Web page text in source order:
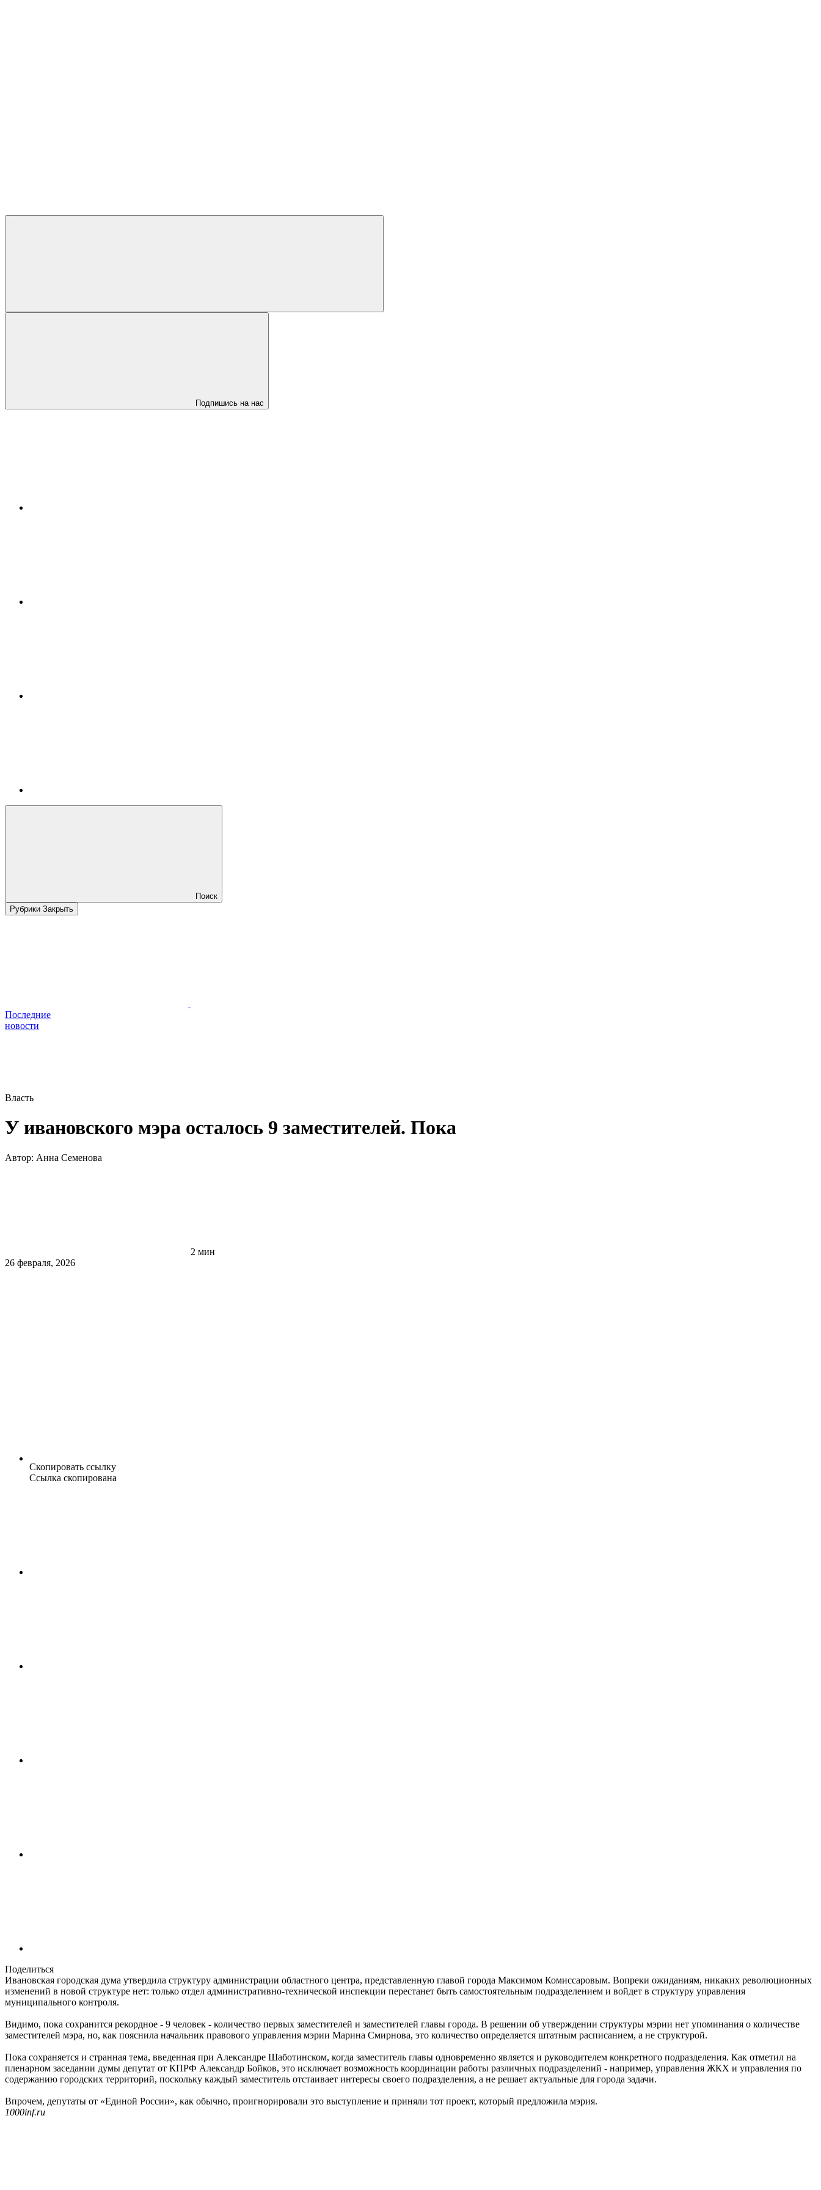
Подпишись на нас
Поиск
Рубрики Закрыть
Последние
новости
Власть
У ивановского мэра осталось 9 заместителей. Пока
Автор: Анна Семенова
2 мин
26 февраля, 2026
Скопировать ссылку
Ссылка скопирована
Поделиться
Ивановская городская дума утвердила структуру администрации областного центра, представленную главой города Максимом Комиссаровым. Вопреки ожиданиям, никаких революционных
изменений в новой структуре нет: только отдел административно-технической инспекции перестанет быть самостоятельным подразделением и войдет в структуру управления
муниципального контроля.
Видимо, пока сохранится рекордное - 9 человек - количество первых заместителей и заместителей главы города. В решении об утверждении структуры мэрии нет упоминания о количестве
заместителей мэра, но, как пояснила начальник правового управления мэрии Марина Смирнова, это количество определяется штатным расписанием, а не структурой.
Пока сохраняется и странная тема, введенная при Александре Шаботинском, когда заместитель главы одновременно является и руководителем конкретного подразделения. Как отметил на
пленарном заседании думы депутат от КПРФ Александр Бойков, это исключает возможность координации работы различных подразделений - например, управления ЖКХ и управления по
содержанию городских территорий, поскольку каждый заместитель отстаивает интересы своего подразделения, а не решает актуальные для города задачи.
Впрочем, депутаты от «Единой России», как обычно, проигнорировали это выступление и приняли тот проект, который предложила мэрия.
1000inf.ru